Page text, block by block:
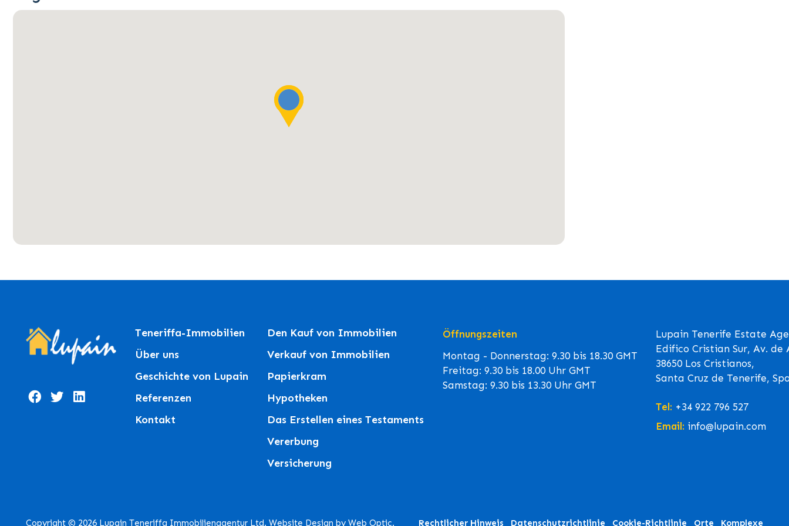
Teneriffa-Immobilien
Über uns
Geschichte von Lupain
Referenzen
Kontakt
Den Kauf von Immobilien
Verkauf von Immobilien
Papierkram
Hypotheken
Das Erstellen eines Testaments
Vererbung
Versicherung
Öffnungszeiten
Montag - Donnerstag: 9.30 bis 18.30 GMT
Freitag: 9.30 bis 18.00 Uhr GMT
Samstag: 9.30 bis 13.30 Uhr GMT
Lupain Tenerife Estate
Edifico Cristian Sur, Av. de
38650 Los Cristianos,
Santa Cruz de Tenerife,
Tel: +34 922 796 527
Email: info@lupain.com
Copyright © 2026 Lupain Teneriffa Immobilienagentur Ltd. Website Design by Web Optic. Rechtlicher Hinweis Datenschutzrichtlinie Cookie-Richtlinie Orte Komplexe